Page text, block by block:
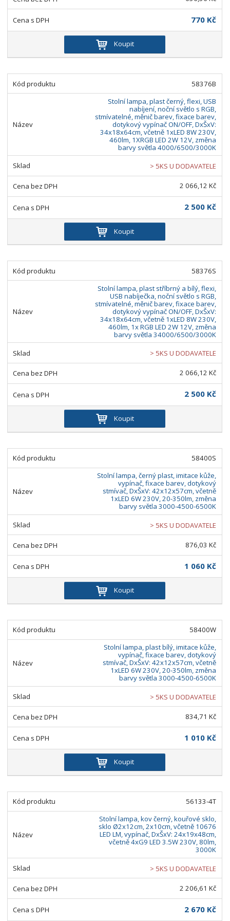
770 Kč
Koupit
58376B
Stolní lampa, plast černý, flexi, USB
nabíjení, noční světlo s RGB,
stmívatelné, měnič barev, fixace barev,
dotykový vypínač ON/OFF, DxŠxV:
34x18x64cm, včetně 1xLED 8W 230V,
460lm, 1XRGB LED 2W 12V, změna
barvy světla 4000/6500/3000K
> 5KS U DODAVATELE
2 066,12 Kč
2 500 Kč
Koupit
58376S
Stolní lampa, plast stříbrný a bílý, flexi,
USB nabíječka, noční světlo s RGB,
stmívatelné, měnič barev, fixace barev,
dotykový vypínač ON/OFF, DxŠxV:
34x18x64cm, včetně 1xLED 8W 230V,
460lm, 1x RGB LED 2W 12V, změna
barvy světla 34000/6500/3000K
> 5KS U DODAVATELE
2 066,12 Kč
2 500 Kč
Koupit
58400S
Stolní lampa, černý plast, imitace kůže,
vypínač, fixace barev, dotykový
stmívač, DxŠxV: 42x12x57cm, včetně
1xLED 6W 230V, 20-350lm, změna
barvy světla 3000-4500-6500K
> 5KS U DODAVATELE
876,03 Kč
1 060 Kč
Koupit
58400W
Stolní lampa, plast bílý, imitace kůže,
vypínač, fixace barev, dotykový
stmívač, DxŠxV: 42x12x57cm, včetně
1xLED 6W 230V, 20-350lm, změna
barvy světla 3000-4500-6500K
> 5KS U DODAVATELE
834,71 Kč
1 010 Kč
Koupit
56133-4T
Stolní lampa, kov černý, kouřové sklo,
sklo Ø2x12cm, 2x10cm, včetně 10676
LED LM, vypínač, DxŠxV: 24x19x48cm,
včetně 4xG9 LED 3.5W 230V, 80lm,
3000K
> 5KS U DODAVATELE
2 206,61 Kč
2 670 Kč